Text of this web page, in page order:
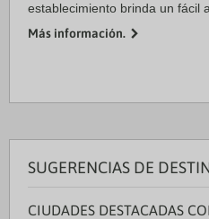
establecimiento brinda un fácil
desde el alojamiento ...
Más información.
SUGERENCIAS DE
CIUDADES DESTACADAS